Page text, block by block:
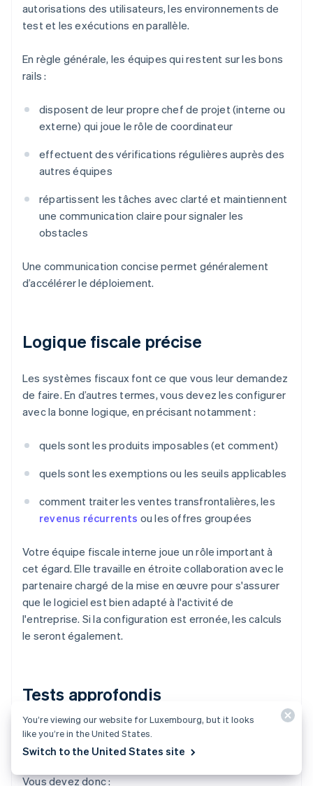
autorisations des utilisateurs, les environnements de
test et les exécutions en parallèle.
En règle générale, les équipes qui restent sur les bons
rails :
disposent de leur propre chef de projet (interne ou
externe) qui joue le rôle de coordinateur
effectuent des vérifications régulières auprès des
autres équipes
répartissent les tâches avec clarté et maintiennent
une communication claire pour signaler les
obstacles
Une communication concise permet généralement
d’accélérer le déploiement.
Logique fiscale précise
Les systèmes fiscaux font ce que vous leur demandez
de faire. En d’autres termes, vous devez les configurer
avec la bonne logique, en précisant notamment :
quels sont les produits imposables (et comment)
quels sont les exemptions ou les seuils applicables
comment traiter les ventes transfrontalières, les
revenus récurrents ou les offres groupées
Votre équipe fiscale interne joue un rôle important à
cet égard. Elle travaille en étroite collaboration avec le
partenaire chargé de la mise en œuvre pour s'assurer
que le logiciel est bien adapté à l'activité de
l'entreprise. Si la configuration est erronée, les calculs
le seront également.
Tests approfondis
Avant la mise en production, vous devez vous assurer
du bon fonctionnement de votre nouveau système.
Vous devez donc :
You’re viewing our website for Luxembourg, but it looks
like you’re in the United States.
Switch to the United States site